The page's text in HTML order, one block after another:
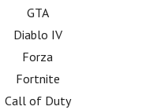
GTA
Diablo IV
Forza
Fortnite
Call of Duty